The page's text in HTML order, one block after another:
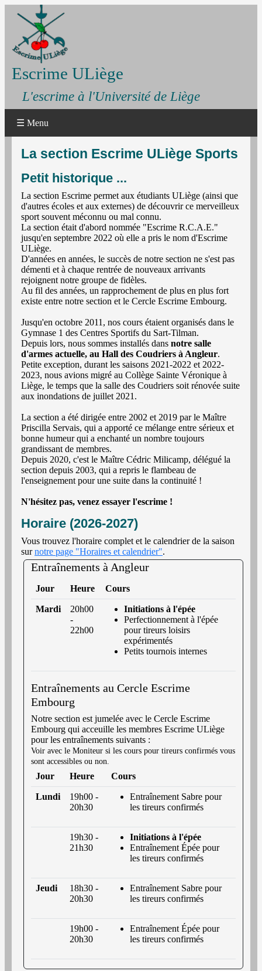
Escrime ULiège
L'escrime à l'Université de Liège
☰ Menu
La section Escrime ULiège Sports
Petit historique ...
La section Escrime permet aux étudiants ULiège (ainsi que
d'autres écoles et aux externes) de découvrir ce merveilleux
sport souvent méconnu ou mal connu.
La section était d'abord nommée "Escrime R.C.A.E."
jusqu'en septembre 2022 où elle a pris le nom d'Escrime
ULiège.
D'années en années, le succès de notre section ne s'est pas
démenti et à chaque rentrée de nouveaux arrivants
rejoignent notre groupe de fidèles.
Au fil des années, un rapprochement de plus en plus fort
existe entre notre section et le Cercle Escrime Embourg.
Jusqu'en octobre 2011, nos cours étaient organisés dans le
Gymnase 1 des Centres Sportifs du Sart-Tilman.
Depuis lors, nous sommes installés dans notre salle
d'armes actuelle, au Hall des Coudriers à Angleur.
Petite exception, durant les saisons 2021-2022 et 2022-
2023, nous avions migré au Collège Sainte Véronique à
Liège, le temps que la salle des Coudriers soit rénovée suite
aux inondations de juillet 2021.
La section a été dirigée entre 2002 et 2019 par le Maître
Priscilla Servais, qui a apporté ce mélange entre sérieux et
bonne humeur qui a enchanté un nombre toujours
grandissant de membres.
Depuis 2020, c'est le Maître Cédric Milicamp, délégué la
section depuis 2003, qui a repris le flambeau de
l'enseignement pour une suite dans la continuité !
N'hésitez pas, venez essayer l'escrime !
Horaire (2026-2027)
Vous trouvez l'horaire complet et le calendrier de la saison
surnotre page "Horaires et calendrier".
Entraînements à Angleur
Jour Heure Cours
Mardi
20h00
-
22h00
Initiations à l'épée
Perfectionnement à l'épée
pour tireurs loisirs
expérimentés
Petits tournois internes
Entraînements au Cercle Escrime
Embourg
Notre section est jumelée avec le Cercle Escrime
Embourg qui acceuille les membres Escrime ULiège
pour les entraînements suivants :
Voir avec le Moniteur si les cours pour tireurs confirmés vous
sont accessibles ou non.
Jour Heure Cours
Lundi
19h00 -
20h30
Entraînement Sabre pour
les tireurs confirmés
19h30 -
21h30
Initiations à l'épée
Entraînement Épée pour
les tireurs confirmés
Jeudi
18h30 -
20h30
Entraînement Sabre pour
les tireurs confirmés
19h00 -
20h30
Entraînement Épée pour
les tireurs confirmés